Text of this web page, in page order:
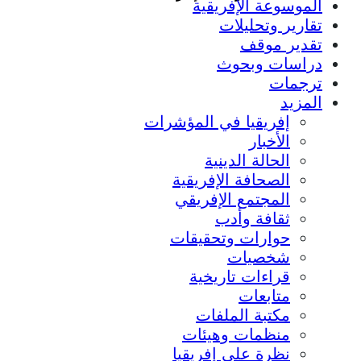
الموسوعة الإفريقية
تقارير وتحليلات
تقدير موقف
دراسات وبحوث
ترجمات
المزيد
إفريقيا في المؤشرات
الأخبار
الحالة الدينية
الصحافة الإفريقية
المجتمع الإفريقي
ثقافة وأدب
حوارات وتحقيقات
شخصيات
قراءات تاريخية
متابعات
مكتبة الملفات
منظمات وهيئات
نظرة على إفريقيا